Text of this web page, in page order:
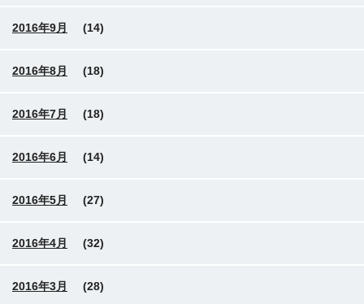
2016年9月 (14)
2016年8月 (18)
2016年7月 (18)
2016年6月 (14)
2016年5月 (27)
2016年4月 (32)
2016年3月 (28)